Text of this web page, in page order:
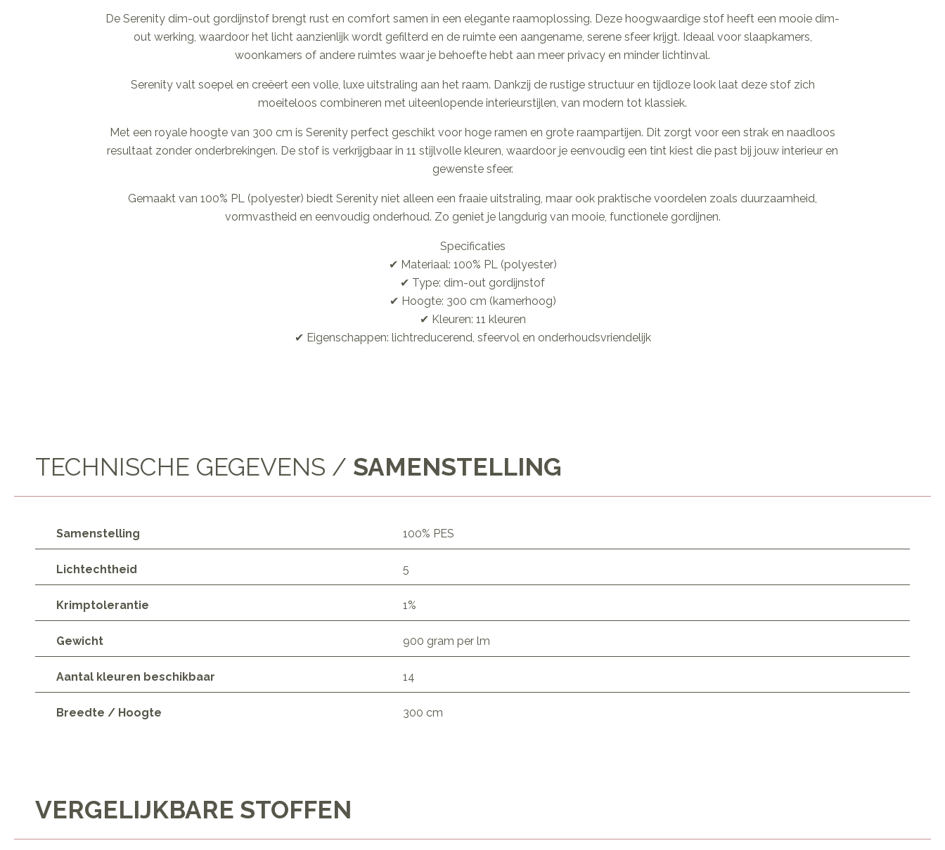
De Serenity dim-out gordijnstof brengt rust en comfort samen in een elegante raamoplossing. Deze hoogwaardige stof heeft een mooie dim-
out werking, waardoor het licht aanzienlijk wordt gefilterd en de ruimte een aangename, serene sfeer krijgt. Ideaal voor slaapkamers,
woonkamers of andere ruimtes waar je behoefte hebt aan meer privacy en minder lichtinval.
Serenity valt soepel en creëert een volle, luxe uitstraling aan het raam. Dankzij de rustige structuur en tijdloze look laat deze stof zich
moeiteloos combineren met uiteenlopende interieurstijlen, van modern tot klassiek.
Met een royale hoogte van 300 cm is Serenity perfect geschikt voor hoge ramen en grote raampartijen. Dit zorgt voor een strak en naadloos
resultaat zonder onderbrekingen. De stof is verkrijgbaar in 11 stijlvolle kleuren, waardoor je eenvoudig een tint kiest die past bij jouw interieur en
gewenste sfeer.
Gemaakt van 100% PL (polyester) biedt Serenity niet alleen een fraaie uitstraling, maar ook praktische voordelen zoals duurzaamheid,
vormvastheid en eenvoudig onderhoud. Zo geniet je langdurig van mooie, functionele gordijnen.
Specificaties
✔ Materiaal: 100% PL (polyester)
✔ Type: dim-out gordijnstof
✔ Hoogte: 300 cm (kamerhoog)
✔ Kleuren: 11 kleuren
✔ Eigenschappen: lichtreducerend, sfeervol en onderhoudsvriendelijk
TECHNISCHE GEGEVENS / SAMENSTELLING
Samenstelling 100% PES
Lichtechtheid 5
Krimptolerantie 1%
Gewicht 900 gram per lm
Aantal kleuren beschikbaar 14
Breedte / Hoogte 300 cm
VERGELIJKBARE STOFFEN